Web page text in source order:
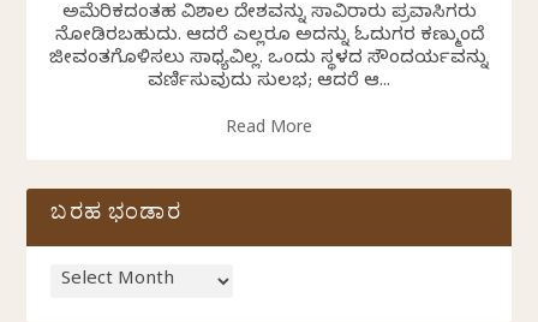
ಅಮೆರಿಕದಂತಹ ವಿಶಾಲ ದೇಶವನ್ನು ಸಾವಿರಾರು ಪ್ರವಾಸಿಗರು
ನೋಡಿರಬಹುದು. ಆದರೆ ಎಲ್ಲರೂ ಅದನ್ನು ಓದುಗರ ಕಣ್ಮುಂದೆ
ಜೀವಂತಗೊಳಿಸಲು ಸಾಧ್ಯವಿಲ್ಲ. ಒಂದು ಸ್ಥಳದ ಸೌಂದರ್ಯವನ್ನು
ವರ್ಣಿಸುವುದು ಸುಲಭ; ಆದರೆ ಆ...
Read More
ಬರಹ ಭಂಡಾರ